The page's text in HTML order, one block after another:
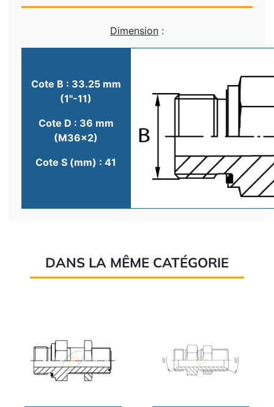
Dimension :
Cote B : 33.25 mm
(1"-11)
Cote D : 36 mm
(M36x2)
Cote S (mm) : 41
DANS LA MÊME CATÉGORIE